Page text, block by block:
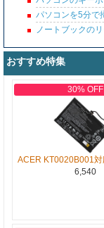
パソコンを5分で
ノートブックの
おすすめ特集
30% OFF
ACER KT0020B001
6,540